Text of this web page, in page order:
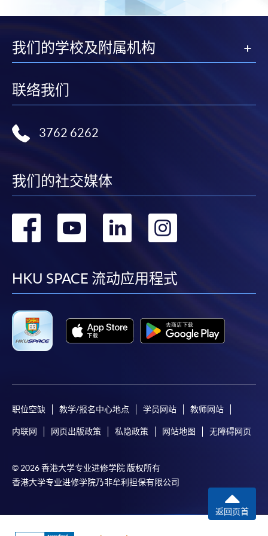
我们的学校及附属机构
联络我们
3762 6262
我们的社交媒体
转
facebook
转
youtube
转
linkedin
转
HKU SPACE 流动应用程式
职位空缺 教学/报名中心地点 学员网站 教师网站
内联网 网页出版政策 私隐政策 网站地图 无障碍网页
© 2026 香港大学专业进修学院 版权所有
香港大学专业进修学院乃非牟利担保有限公司
返回页首